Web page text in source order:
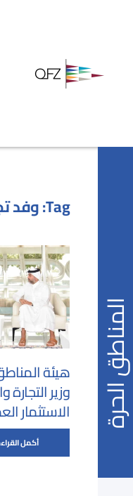
الحرة
Tag: وفد
هيئة
وزير
الاستثمار
أكمل